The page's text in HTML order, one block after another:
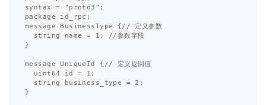
syntax = "proto3";
package id_rpc;
message BusinessType {// 定义参数
  string name = 1; //参数字段
}
message UniqueId {// 定义返回值
  uint64 id = 1;
  string business_type = 2;
}